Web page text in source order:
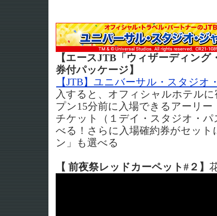
【エースJTB「ウィザーディング
券付パッケージ】
【JTB】ユニバーサル・スタジオ
入すると、オフィシャルホテル
プン15分前に入場できるアーリ
チケット（１デイ・スタジオ・パ
べる！さらに入場確約券がセット
ン」も選べる
【 前夜祭レッドカーペット#２】